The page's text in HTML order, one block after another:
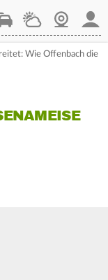
WetterWebcam
Wie Offenbach die